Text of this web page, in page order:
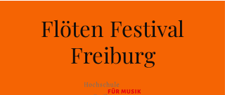
Flöten Festival
Freiburg